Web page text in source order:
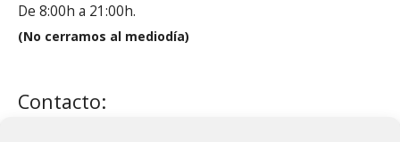
De 8:00h a 21:00h.
(No cerramos al mediodía)
Contacto: